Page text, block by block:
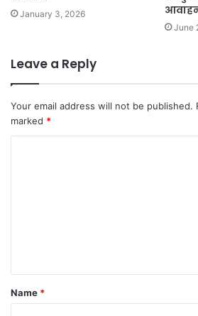
January 3, 2026
June
Leave a Reply
Your email address will not be published.
marked *
t
*
Name *